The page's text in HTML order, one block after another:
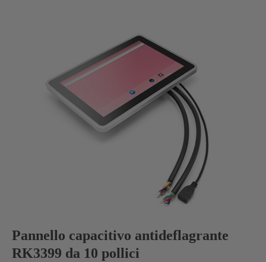
Pannello capacitivo antideflagrante
RK3399 da 10 pollici